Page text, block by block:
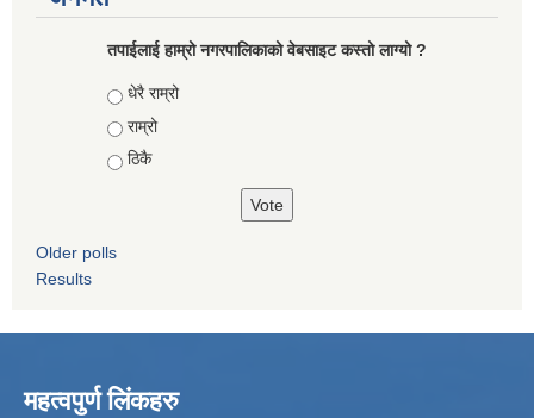
तपाईलाई हाम्रो नगरपालिकाको वेबसाइट कस्तो लाग्यो ?
Choices
धेरै राम्रो
राम्रो
ठिकै
Older polls
Results
महत्वपुर्ण लिंकहरु